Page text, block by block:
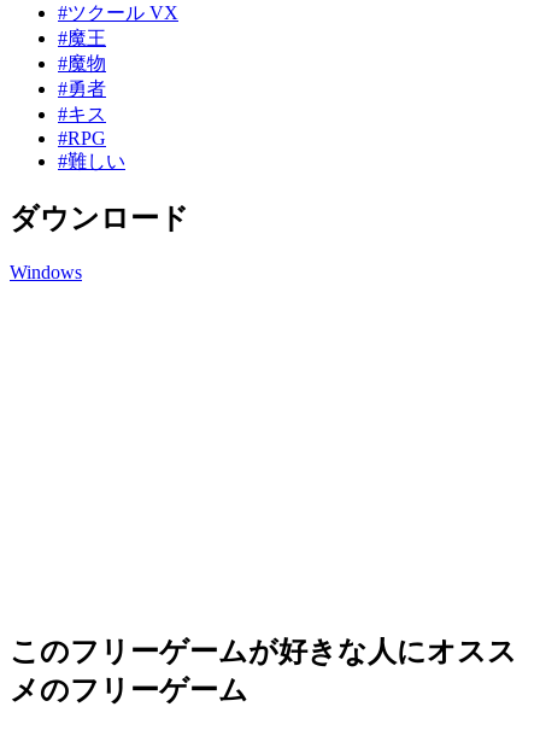
#ツクール VX
#魔王
#魔物
#勇者
#キス
#RPG
#難しい
ダウンロード
Windows
このフリーゲームが好きな人にオスス
メのフリーゲーム